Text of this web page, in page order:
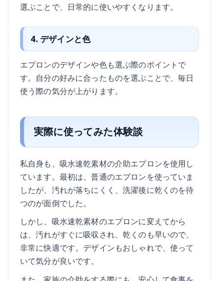
選ぶことで、日常的に使いやすくなります。
4. デザインと色
エプロンのデザインや色も選ぶ際のポイントで
す。自分の好みに合ったものを選ぶことで、毎日
使う際の気分が上がります。
実際に使ってみた体験談
私自身も、吸水速乾素材の介助エプロンを使用し
ています。最初は、普通のエプロンを使っていま
したが、汚れが落ちにくく、洗濯後に乾くのを待
つのが面倒でした。
しかし、吸水速乾素材のエプロンに変えてから
は、汚れがすぐに吸収され、乾くのも早いので、
非常に快適です。デザインもおしゃれで、使って
いて気分が良いです。